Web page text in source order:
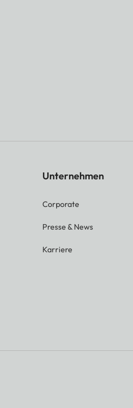
Unternehmen
Corporate
Presse & News
Karriere